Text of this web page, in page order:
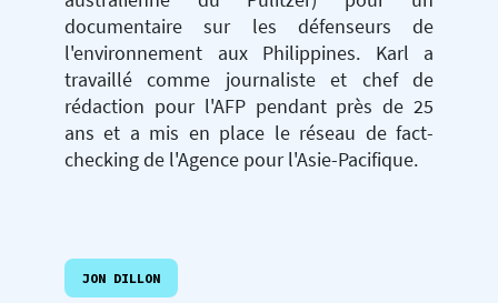
documentaire sur les défenseurs de
l'environnement aux Philippines. Karl a
travaillé comme journaliste et chef de
rédaction pour l'AFP pendant près de 25
ans et a mis en place le réseau de fact-
checking de l'Agence pour l'Asie-Pacifique.
JON DILLON